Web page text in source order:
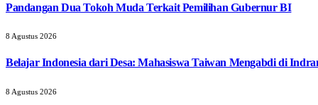
Pandangan Dua Tokoh Muda Terkait Pemilihan Gubernur BI
8 Agustus 2026
Belajar Indonesia dari Desa: Mahasiswa Taiwan Mengabdi di
8 Agustus 2026